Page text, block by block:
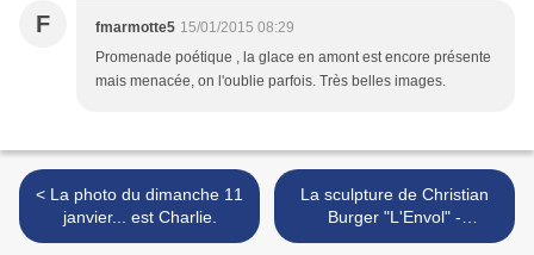
F fmarmotte5 15/01/2015 08:29
Promenade poétique , la glace en amont est encore présente
mais menacée, on l'oublie parfois. Très belles images.
< La photo du dimanche 11
janvier... est Charlie.
La sculpture de Christian
Burger "L'Envol" -
Montgenèvre